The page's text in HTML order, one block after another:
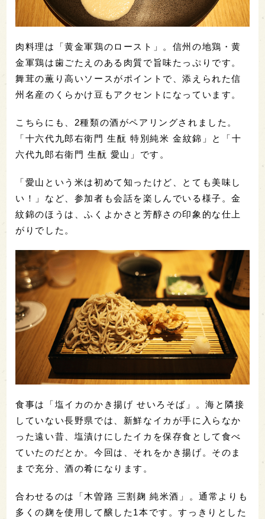
肉料理は「黄金軍鶏のロースト」。信州の地鶏・黄
金軍鶏は歯ごたえのある肉質で旨味たっぷりです。
舞茸の薫り高いソースがポイントで、添えられた信
州名産のくらかけ豆もアクセントになっています。
こちらにも、2種類の酒がペアリングされました。
「十六代九郎右衛門 生酛 特別純米 金紋錦」と「十
六代九郎右衛門 生酛 愛山」です。
「愛山という米は初めて知ったけど、とても美味し
い！」など、参加者も会話を楽しんでいる様子。金
紋錦のほうは、ふくよかさと芳醇さの印象的な仕上
がりでした。
食事は「塩イカのかき揚げ せいろそば」。海と隣接
していない長野県では、新鮮なイカが手に入らなか
った遠い昔、塩漬けにしたイカを保存食として食べ
ていたのだとか。今回は、それをかき揚げ。そのま
まで充分、酒の肴になります。
合わせるのは「木曽路 三割麹 純米酒」。通常よりも
多くの麹を使用して醸した1本です。すっきりとした